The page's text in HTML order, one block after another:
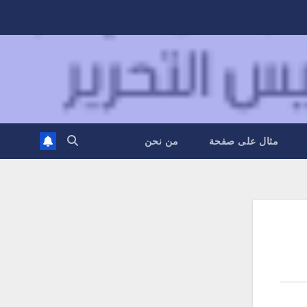
مثال على صفحة من نحن